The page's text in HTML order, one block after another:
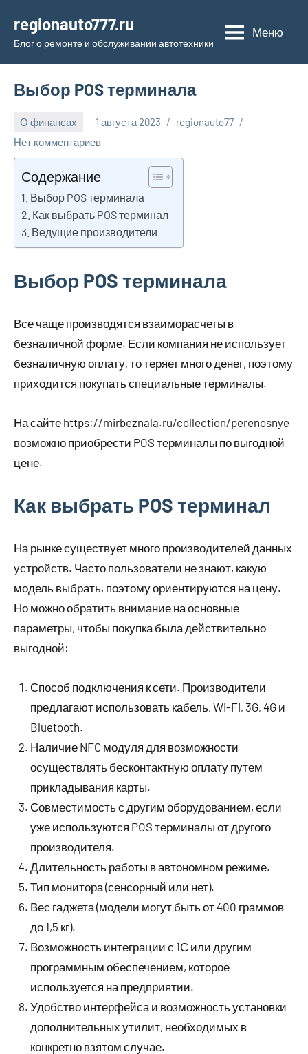
содержимому
regionauto777.ru
Блог о ремонте и обслуживании автотехники
Меню
Выбор POS терминала
О финансах 1 августа 2023
regionauto77
Нет комментариев
Содержание
Выбор POS терминала
Как выбрать POS терминал
Ведущие производители
Выбор POS терминала
Все чаще производятся взаиморасчеты в
безналичной форме. Если компания не использует
безналичную оплату, то теряет много денег, поэтому
приходится покупать специальные терминалы.
На сайте https://mirbeznala.ru/collection/perenosnye
возможно приобрести POS терминалы по выгодной
цене.
Как выбрать POS терминал
На рынке существует много производителей данных
устройств. Часто пользователи не знают, какую
модель выбрать, поэтому ориентируются на цену.
Но можно обратить внимание на основные
параметры, чтобы покупка была действительно
выгодной:
Способ подключения к сети. Производители
предлагают использовать кабель, Wi-Fi, 3G, 4G и
Bluetooth.
Наличие NFC модуля для возможности
осуществлять бесконтактную оплату путем
прикладывания карты.
Совместимость с другим оборудованием, если
уже используются POS терминалы от другого
производителя.
Длительность работы в автономном режиме.
Тип монитора (сенсорный или нет).
Вес гаджета (модели могут быть от 400 граммов
до 1,5 кг).
Возможность интеграции с 1С или другим
программным обеспечением, которое
используется на предприятии.
Удобство интерфейса и возможность установки
дополнительных утилит, необходимых в
конкретно взятом случае.